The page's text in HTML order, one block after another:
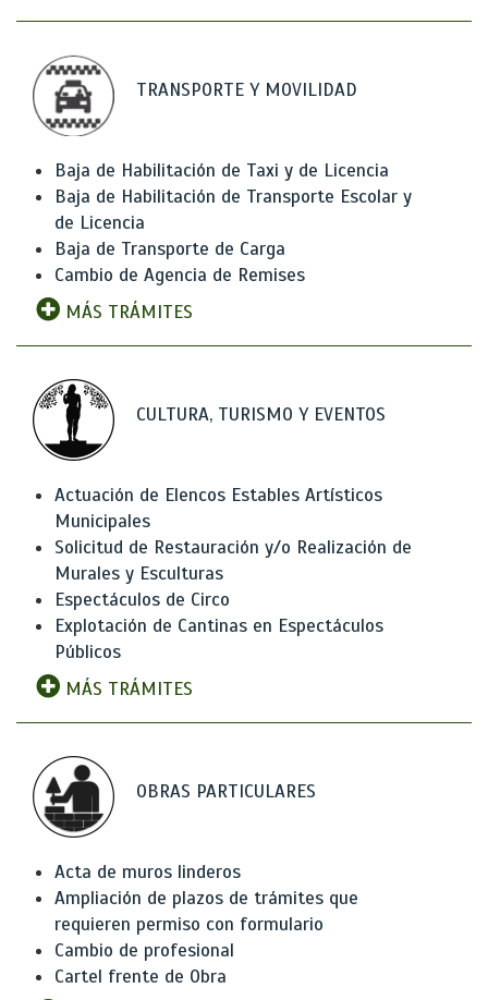
TRANSPORTE Y MOVILIDAD
Baja de Habilitación de Taxi y de Licencia
Baja de Habilitación de Transporte Escolar y
de Licencia
Baja de Transporte de Carga
Cambio de Agencia de Remises
MÁS TRÁMITES
CULTURA, TURISMO Y EVENTOS
Actuación de Elencos Estables Artísticos
Municipales
Solicitud de Restauración y/o Realización de
Murales y Esculturas
Espectáculos de Circo
Explotación de Cantinas en Espectáculos
Públicos
MÁS TRÁMITES
OBRAS PARTICULARES
Acta de muros linderos
Ampliación de plazos de trámites que
requieren permiso con formulario
Cambio de profesional
Cartel frente de Obra